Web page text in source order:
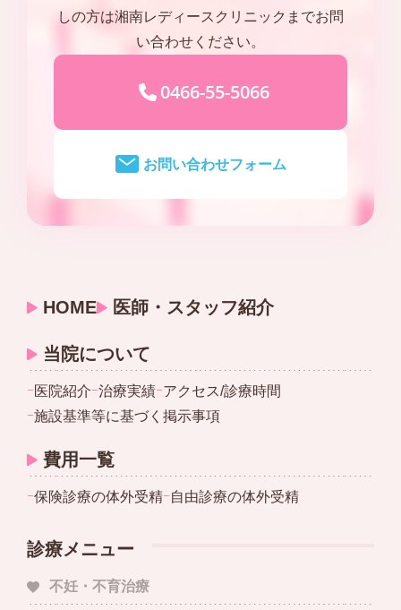
しの方は湘南レディースクリニックまでお問
い合わせください。
0466-55-5066
お問い合わせフォーム
HOME 医師・スタッフ紹介
当院について
ｰ医院紹介ｰ治療実績ｰアクセス/診療時間
ｰ施設基準等に基づく掲示事項
費用一覧
ｰ保険診療の体外受精ｰ自由診療の体外受精
診療メニュー
不妊・不育治療